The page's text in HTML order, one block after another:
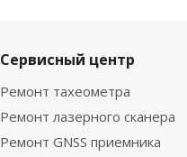
Сервисный центр
Ремонт тахеометра
Ремонт лазерного сканера
Ремонт GNSS приемника